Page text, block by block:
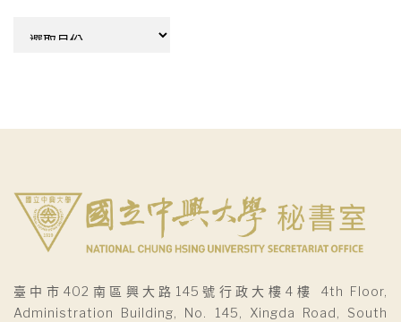
臺中市402南區興大路145號行政大樓4樓 4th Floor,
Administration Building, No. 145, Xingda Road, South